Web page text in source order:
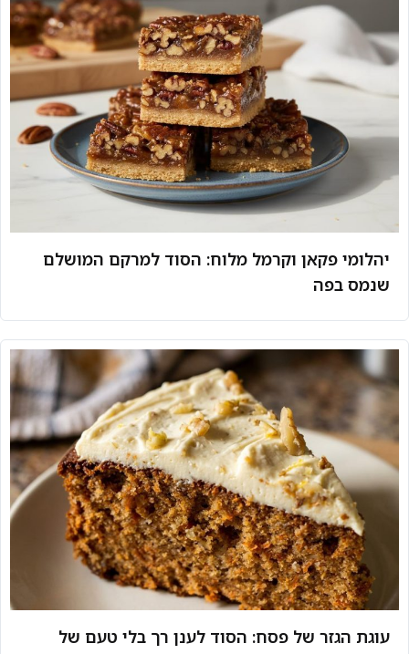
יהלומי פקאן וקרמל מלוח: הסוד למרקם המושלם
שנמס בפה
עוגת הגזר של פסח: הסוד לענן רך בלי טעם של